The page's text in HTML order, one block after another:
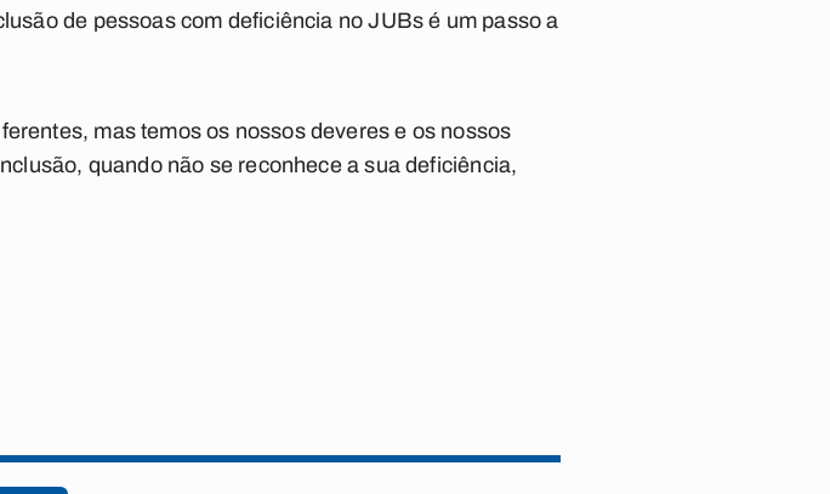
de pessoas com deficiência no JUBs é um passo a
mas temos os nossos deveres e os nossos
quando não se reconhece a sua deficiência,